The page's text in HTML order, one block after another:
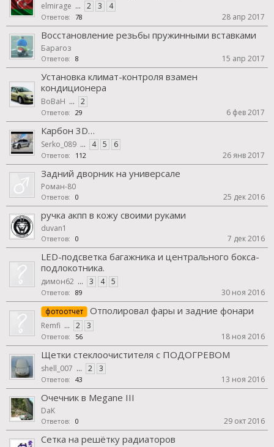
elmirage ... 2 3 4
Ответов: 78 28 апр 2017
Восстановление резьбы пружинными вставками
Барагоз
Ответов: 8 15 апр 2017
Установка климат-контроля взамен
кондиционера
BoBaH ... 2
Ответов: 29 6 фев 2017
Карбон 3D…
Serko_089 ... 4 5 6
Ответов: 112 26 янв 2017
Задний дворник на универсале
Роман-80
Ответов: 0 25 дек 2016
ручка акпп в кожу своими руками
duvan1
Ответов: 0 7 дек 2016
LED-подсветка багажника и центрального бокса-
подлокотника.
димон62 ... 3 4 5
Ответов: 89
30 ноя 2016
фотоотчет
Отполировал фары и задние фонари
Remfi ... 2 3
Ответов: 56 18 ноя 2016
Щетки стеклоочистителя с ПОДОГРЕВОМ
shell_007 ... 2 3
Ответов: 43 13 ноя 2016
Очечник в Megane III
DaK
Ответов: 0 29 окт 2016
Сетка на решётку радиаторов